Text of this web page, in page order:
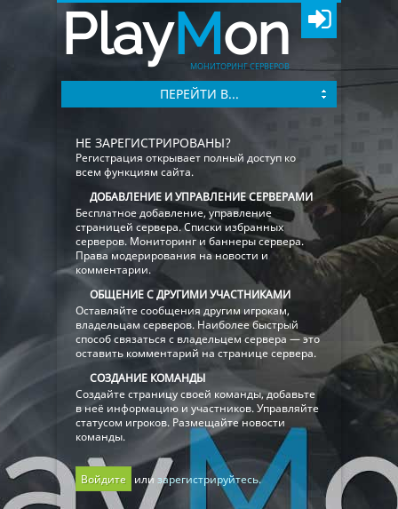
PlayMon
МОНИТОРИНГ СЕРВЕРОВ
ПЕРЕЙТИ В...
НЕ ЗАРЕГИСТРИРОВАНЫ?
Регистрация открывает полный доступ ко
всем функциям сайта.
ДОБАВЛЕНИЕ И УПРАВЛЕНИЕ СЕРВЕРАМИ
Бесплатное добавление, управление
страницей сервера. Списки избранных
серверов. Мониторинг и баннеры сервера.
Права модерирования на новости и
комментарии.
ОБЩЕНИЕ С ДРУГИМИ УЧАСТНИКАМИ
Оставляйте сообщения другим игрокам,
владельцам серверов. Наиболее быстрый
способ связаться с владельцем сервера — это
оставить комментарий на странице сервера.
СОЗДАНИЕ КОМАНДЫ
Создайте страницу своей команды, добавьте
в неё информацию и участников. Управляйте
статусом игроков. Размещайте новости
команды.
Войдите или зарегистрируйтесь.